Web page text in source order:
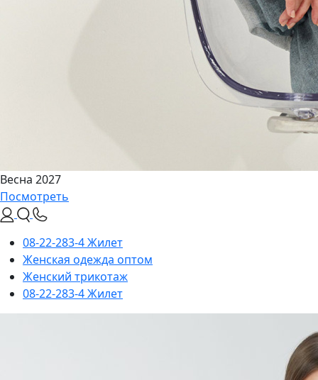
Весна 2027
Посмотреть
08-22-283-4 Жилет
Женская одежда оптом
Женский трикотаж
08-22-283-4 Жилет